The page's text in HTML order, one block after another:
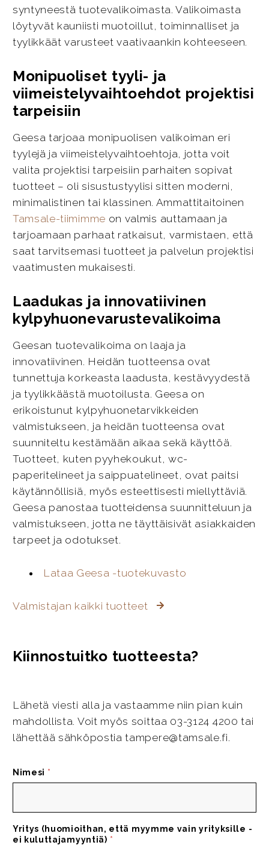
syntyneestä tuotevalikoimasta. Valikoimasta
löytyvät kauniisti muotoillut, toiminnalliset ja
tyylikkäät varusteet vaativaankin kohteeseen.
Monipuoliset tyyli- ja
viimeistelyvaihtoehdot projektisi
tarpeisiin
Geesa tarjoaa monipuolisen valikoiman eri
tyylejä ja viimeistelyvaihtoehtoja, jotta voit
valita projektisi tarpeisiin parhaiten sopivat
tuotteet – oli sisustustyylisi sitten moderni,
minimalistinen tai klassinen. Ammattitaitoinen
Tamsale-tiimimme on valmis auttamaan ja
tarjoamaan parhaat ratkaisut, varmistaen, että
saat tarvitsemasi tuotteet ja palvelun projektisi
vaatimusten mukaisesti.
Laadukas ja innovatiivinen
kylpyhuonevarustevalikoima
Geesan tuotevalikoima on laaja ja
innovatiivinen. Heidän tuotteensa ovat
tunnettuja korkeasta laadusta, kestävyydestä
ja tyylikkäästä muotoilusta. Geesa on
erikoistunut kylpyhuonetarvikkeiden
valmistukseen, ja heidän tuotteensa ovat
suunniteltu kestämään aikaa sekä käyttöä.
Tuotteet, kuten pyyhekoukut, wc-
paperitelineet ja saippuatelineet, ovat paitsi
käytännöllisiä, myös esteettisesti miellyttäviä.
Geesa panostaa tuotteidensa suunnitteluun ja
valmistukseen, jotta ne täyttäisivät asiakkaiden
tarpeet ja odotukset.
Lataa Geesa -tuotekuvasto
Valmistajan kaikki tuotteet
Kiinnostuitko tuotteesta?
Lähetä viesti alla ja vastaamme niin pian kuin
mahdollista. Voit myös soittaa 03-3124 4200 tai
lähettää sähköpostia tampere@tamsale.fi.
Nimesi *
Yritys (huomioithan, että myymme vain yrityksille -
ei kuluttajamyyntiä) *